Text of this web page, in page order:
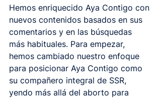
Hemos enriquecido Aya Contigo con
nuevos contenidos basados en sus
comentarios y en las búsquedas
más habituales. Para empezar,
hemos cambiado nuestro enfoque
para posicionar Aya Contigo como
su compañero integral de SSR,
yendo más allá del aborto para